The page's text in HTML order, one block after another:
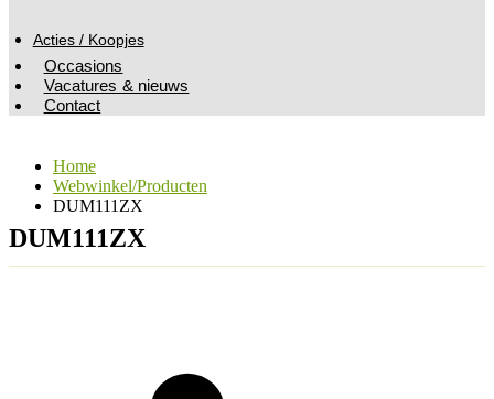
Acties / Koopjes
Occasions
Vacatures & nieuws
Contact
Home
Webwinkel/Producten
DUM111ZX
DUM111ZX